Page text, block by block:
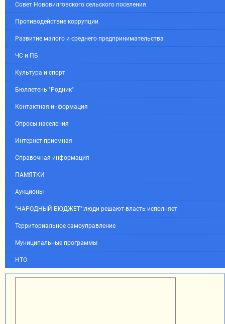
Совет Нововилговского сельского поселения
Противодействие коррупции
Развитие малого и среднего предпринимательства
ЧС и ПБ
Культура и спорт
Бюллетень "Родник"
Контактная информация
Опросы населения
Интернет-приемная
Справочная информация
ПАМЯТКИ
Аукционы
"НАРОДНЫЙ БЮДЖЕТ":люди решают-власть исполняет
Территориальное самоуправление
Муниципальные программы
НТО